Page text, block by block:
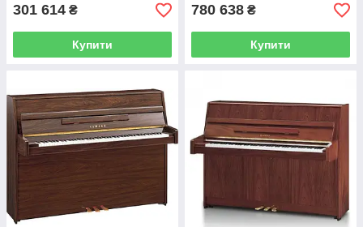
301 614 ₴
Купити
780 638 ₴
Купити